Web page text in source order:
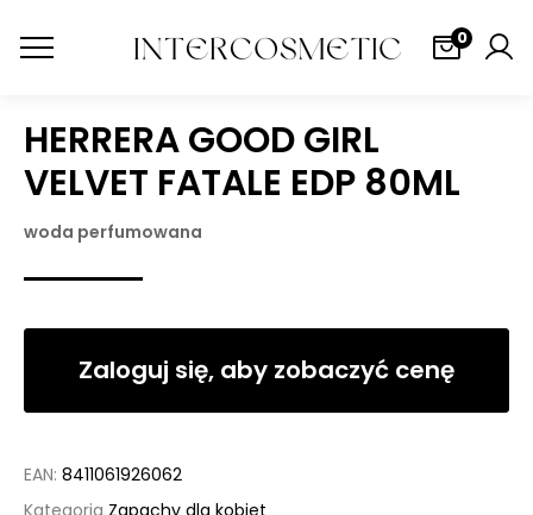
0
HERRERA GOOD GIRL
VELVET FATALE EDP 80ML
woda perfumowana
Zaloguj się, aby zobaczyć cenę
EAN: 8411061926062
Kategoria Zapachy dla kobiet